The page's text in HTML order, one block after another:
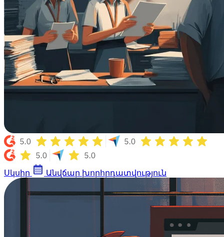
Սկսիր Անվճար խորհրդատվություն